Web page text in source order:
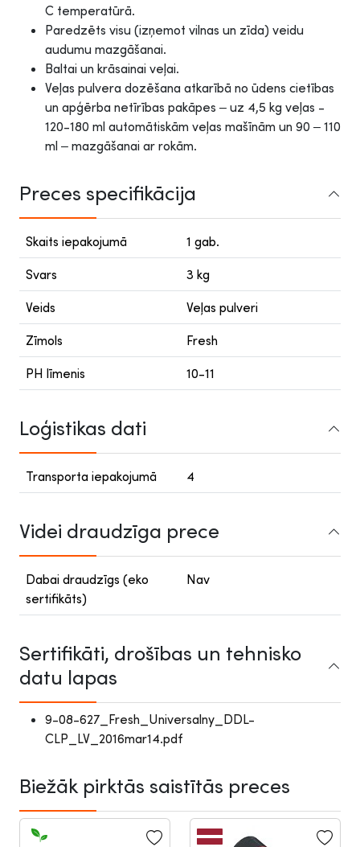
C temperatūrā.
Paredzēts visu (izņemot vilnas un zīda) veidu
audumu mazgāšanai.
Baltai un krāsainai veļai.
Veļas pulvera dozēšana atkarībā no ūdens cietības
un apģērba netīrības pakāpes – uz 4,5 kg veļas -
120-180 ml automātiskām veļas mašīnām un 90 – 110
ml – mazgāšanai ar rokām.
Preces specifikācija
Skaits iepakojumā 1 gab.
Svars 3 kg
Veids Veļas pulveri
Zīmols Fresh
PH līmenis 10-11
Loģistikas dati
Transporta iepakojumā 4
Videi draudzīga prece
Dabai draudzīgs (eko
sertifikāts)
Nav
Sertifikāti, drošības un tehnisko
datu lapas
9-08-627_Fresh_Universalny_DDL-
CLP_LV_2016mar14.pdf
Biežāk pirktās saistītās preces